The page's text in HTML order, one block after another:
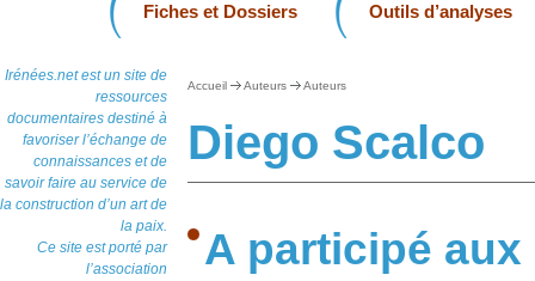
Fiches et Dossiers Outils d’analyses
Irénées.net est un site de
ressources
documentaires destiné à
favoriser l’échange de
connaissances et de
savoir faire au service de
la construction d’un art de
la paix.
Ce site est porté par
l’association
Accueil Auteurs Auteurs
Diego Scalco
A participé